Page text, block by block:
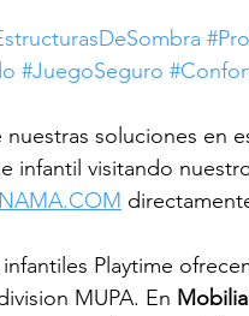
#JuegoSeguro
nuestras soluciones en
infantil visitando
Playtime
MUPA. En